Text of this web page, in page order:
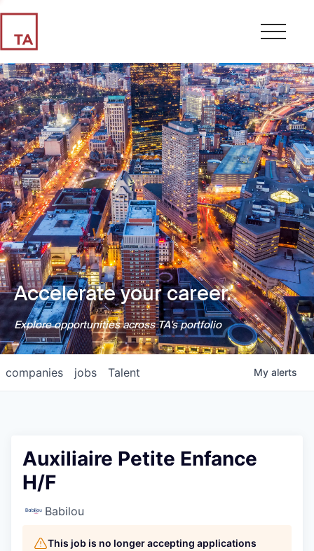
Accelerate your career.
Explore opportunities across TA's portfolio
jobs
companies Talent My alerts
Auxiliaire Petite Enfance
H/F
Babilou
This job is no longer accepting applications